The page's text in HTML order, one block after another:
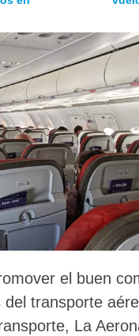
el buen
transporte
La